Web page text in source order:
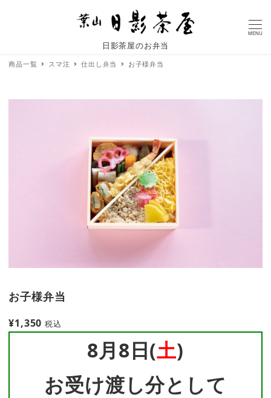
日影茶屋のお弁当
MENU
商品一覧 スマ注 仕出し弁当 お子様弁当
お子様弁当
¥1,350 税込
8月8日(土)
お受け渡し分として